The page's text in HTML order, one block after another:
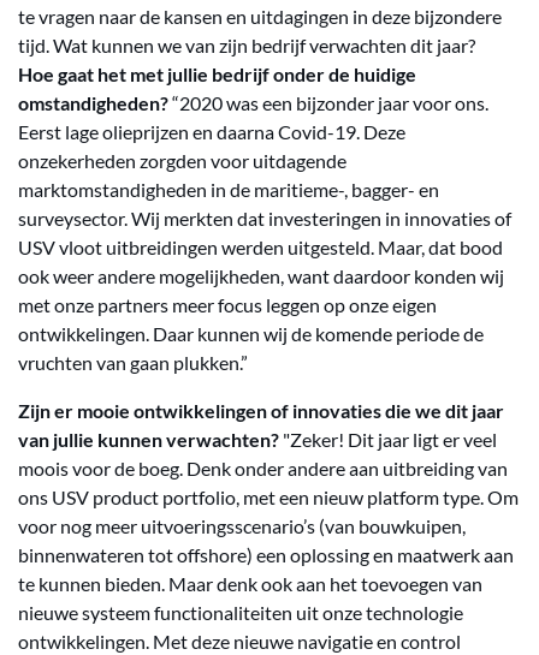
te vragen naar de kansen en uitdagingen in deze bijzondere
tijd. Wat kunnen we van zijn bedrijf verwachten dit jaar?
Hoe gaat het met jullie bedrijf onder de huidige
omstandigheden?“2020 was een bijzonder jaar voor ons.
Eerst lage olieprijzen en daarna Covid-19. Deze
onzekerheden zorgden voor uitdagende
marktomstandigheden in de maritieme-, bagger- en
surveysector. Wij merkten dat investeringen in innovaties of
USV vloot uitbreidingen werden uitgesteld. Maar, dat bood
ook weer andere mogelijkheden, want daardoor konden wij
met onze partners meer focus leggen op onze eigen
ontwikkelingen. Daar kunnen wij de komende periode de
vruchten van gaan plukken.”
Zijn er mooie ontwikkelingen of innovaties die we dit jaar
van jullie kunnen verwachten? "Zeker! Dit jaar ligt er veel
moois voor de boeg. Denk onder andere aan uitbreiding van
ons USV product portfolio, met een nieuw platform type. Om
voor nog meer uitvoeringsscenario’s (van bouwkuipen,
binnenwateren tot offshore) een oplossing en maatwerk aan
te kunnen bieden. Maar denk ook aan het toevoegen van
nieuwe systeem functionaliteiten uit onze technologie
ontwikkelingen. Met deze nieuwe navigatie en control